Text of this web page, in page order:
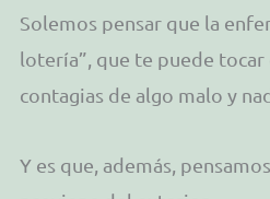
Solemos pensar que la
lotería”, que te puede tocar
contagias de algo malo y
Y es que, además,